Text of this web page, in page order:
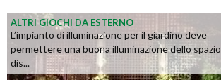
ALTRI GIOCHI DA ESTERNO
L’impianto di illuminazione per il giardino deve
permettere una buona illuminazione dello spazio
dis...